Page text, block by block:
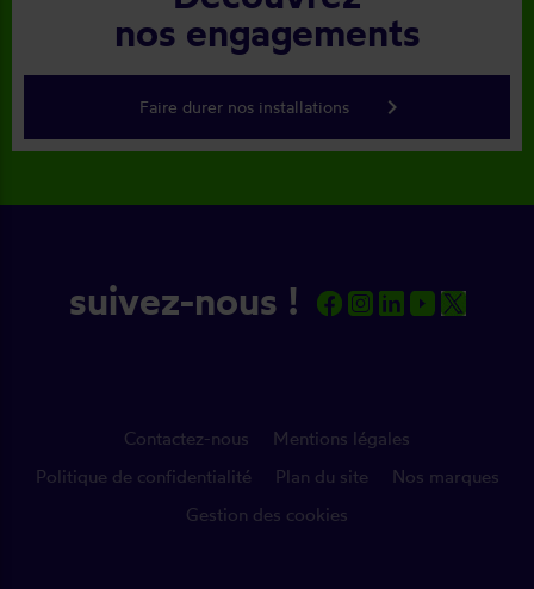
nos engagements
Faire durer nos installations keyboard_arrow_right
suivez-nous !
Contactez-nous
Mentions légales
Politique de confidentialité
Plan du site
Nos marques
Gestion des cookies